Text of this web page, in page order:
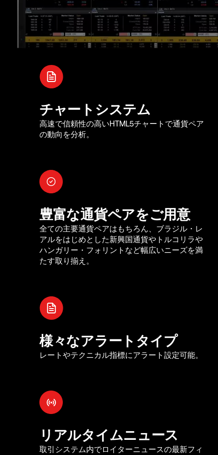
チャートシステム
高速で信頼性の高いHTML5チャートで通貨ペア
の動向を分析。
豊富な通貨ペアをご用意
全ての主要通貨ペアはもちろん、ブラジル・レ
アルをはじめとした新興国通貨やトルコリラや
ハンガリー・フォリントなど幅広いニーズを満
たす取り揃え。
様々なアラートタイプ
レートやテクニカル指標にアラート設定可能。
リアルタイムニュース
取引システム内でロイターニュースの最新フィ